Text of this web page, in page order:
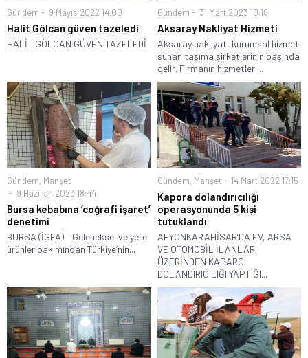
Gündem 9 Mayıs 2022 14:00
Halit Gölcan güven tazeledi
HALİT GÖLCAN GÜVEN TAZELEDİ
Gündem 31 Mart 2023 10:18
Aksaray Nakliyat Hizmeti
Aksaray nakliyat, kurumsal hizmet
sunan taşıma şirketlerinin başında
gelir. Firmanın hizmetleri...
Gündem, Manşet
9 Haziran 2023 18:44
Bursa kebabına ‘coğrafi işaret’
denetimi
BURSA (İGFA) – Geleneksel ve yerel
ürünler bakımından Türkiye’nin...
Gündem, Manşet 14 Mart 2022 17:15
Kapora dolandırıcılığı
operasyonunda 5 kişi
tutuklandı
AFYONKARAHİSAR’DA EV, ARSA
VE OTOMOBİL İLANLARI
ÜZERİNDEN KAPARO
DOLANDIRICILIĞI YAPTIĞI...